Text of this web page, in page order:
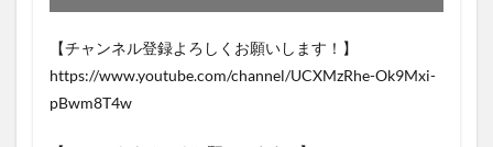
【チャンネル登録よろしくお願いします！】
https://www.youtube.com/channel/UCXMzRhe-Ok9Mxi-
pBwm8T4w